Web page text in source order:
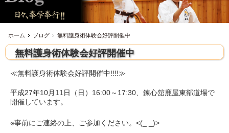
ホーム ブログ 無料護身術体験会好評開催中
無料護身術体験会好評開催中
≪無料護身術体験会好評開催中!!!!≫
平成27年10月11日（日）16:00～17:30、錬心舘鹿屋東部道場で
開催しています。
※事前にご連絡の上、ご参加ください。<(_ _)>